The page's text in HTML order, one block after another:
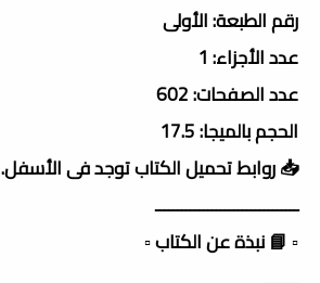
رقم الطبعة: الأولى
عدد الأجزاء: 1
عدد الصفحات: 602
الحجم بالميجا: 17.5
📥 روابط تحميل الكتاب توجد فى الأسفل.
ـــــــــــــــــــــــــــــــــ
▫️ 📘 نبذة عن الكتاب ▫️